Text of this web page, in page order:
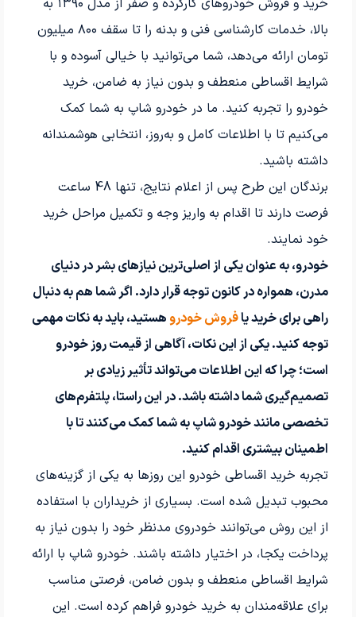
خرید و فروش خودروهای کارکرده و صفر از مدل ۱۳۹۰ به
بالا، خدمات کارشناسی فنی و بدنه را تا سقف ۸۰۰ میلیون
تومان ارائه می‌دهد، شما می‌توانید با خیالی آسوده و با
شرایط اقساطی منعطف و بدون نیاز به ضامن، خرید
خودرو را تجربه کنید. ما در خودرو شاپ به شما کمک
می‌کنیم تا با اطلاعات کامل و به‌روز، انتخابی هوشمندانه
داشته باشید.
برندگان این طرح پس از اعلام نتایج، تنها 48 ساعت
فرصت دارند تا اقدام به واریز وجه و تکمیل مراحل خرید
خود نمایند.
خودرو، به عنوان یکی از اصلی‌ترین نیازهای بشر در دنیای
مدرن، همواره در کانون توجه قرار دارد. اگر شما هم به دنبال
راهی برای خرید یافروش خودروهستید، باید به نکات مهمی
توجه کنید. یکی از این نکات، آگاهی از قیمت روز خودرو
است؛ چرا که این اطلاعات می‌تواند تأثیر زیادی بر
تصمیم‌گیری شما داشته باشد. در این راستا، پلتفرم‌های
تخصصی مانند خودرو شاپ به شما کمک می‌کنند تا با
اطمینان بیشتری اقدام کنید.
تجربه خرید اقساطی خودرو این روزها به یکی از گزینه‌های
محبوب تبدیل شده است. بسیاری از خریداران با استفاده
از این روش می‌توانند خودروی مدنظر خود را بدون نیاز به
پرداخت یکجا، در اختیار داشته باشند. خودرو شاپ با ارائه
شرایط اقساطی منعطف و بدون ضامن، فرصتی مناسب
برای علاقه‌مندان به خرید خودرو فراهم کرده است. این